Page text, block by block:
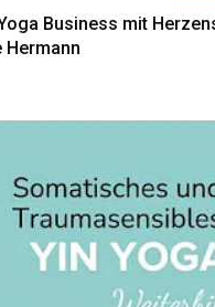
Business mit
Hermann